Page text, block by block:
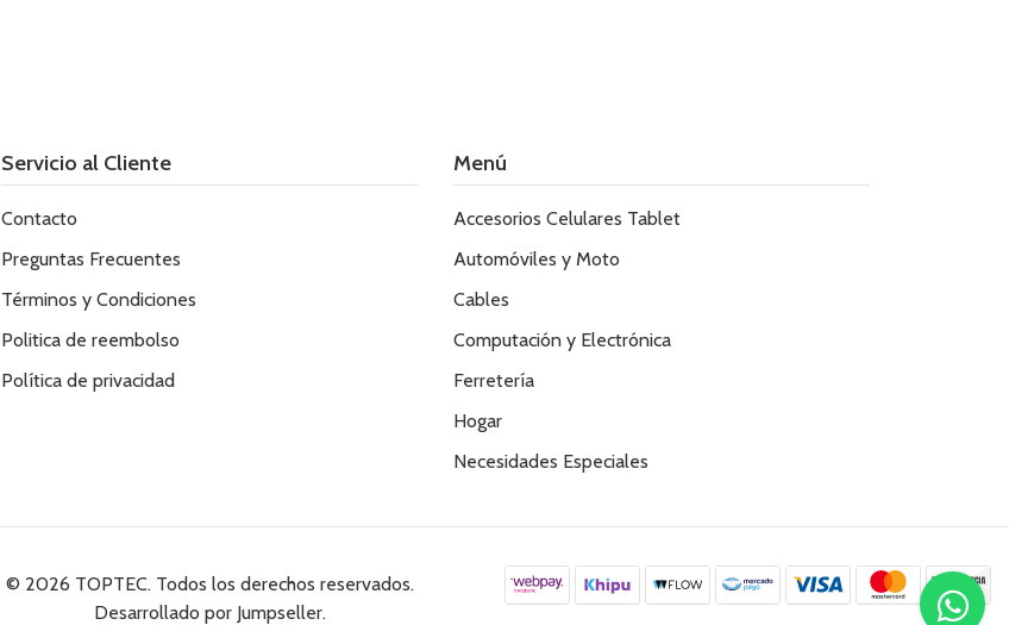
Servicio al Cliente
Contacto
Preguntas Frecuentes
Términos y Condiciones
Politica de reembolso
Política de privacidad
Menú
Accesorios Celulares Tablet
Automóviles y Moto
Cables
Computación y Electrónica
Ferretería
Hogar
Necesidades Especiales
© 2026 TOPTEC. Todos los derechos reservados.
Desarrollado por Jumpseller.